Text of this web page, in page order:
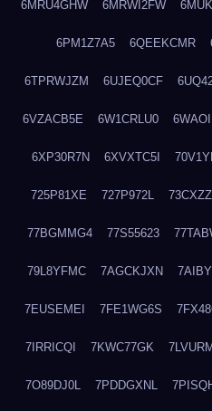
6MRU4GHW 6MRWI2FW
6PM1Z7A5 6QEEKCMR
6TPRWJZM 6UJEQ0CF
6VZACB5E 6W1CRLU0
6XP30R7N 6XVXTC5I
725P81XE 727P972L
77BGMMG4 77S55623
79L8YFMC 7AGCKJXN
7EUSEMEI 7FE1WG6S
7IRRICQI 7KWC77GK
7O89DJ0L 7PDDGXNL